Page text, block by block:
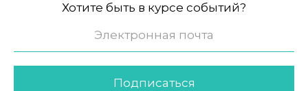
Хотите быть в курсе событий?
Подписаться